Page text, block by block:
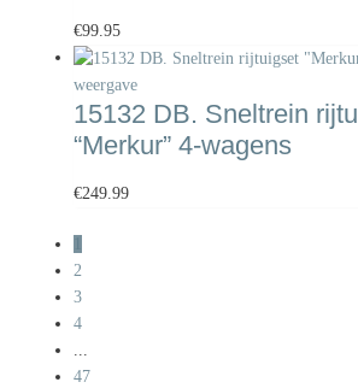
€99.95
weergave
15132 DB. Sneltrein
“Merkur” 4-wagens
€249.99
2
3
4
...
47